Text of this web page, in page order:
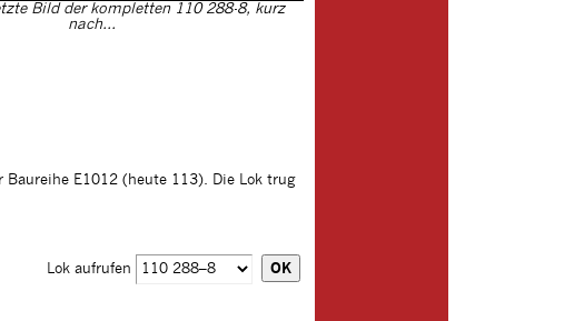
Bild der kompletten 110 288-8, kurz
nach...
Baureihe E1012 (heute 113). Die Lok trug
Lok aufrufen